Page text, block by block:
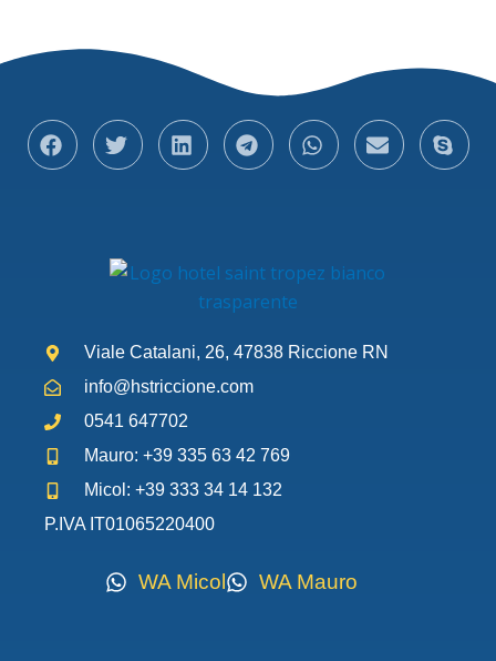
Viale Catalani, 26, 47838 Riccione RN
info@hstriccione.com
0541 647702
Mauro: +39 335 63 42 769
Micol: +39 333 34 14 132
P.IVA IT01065220400
WA Micol WA Mauro